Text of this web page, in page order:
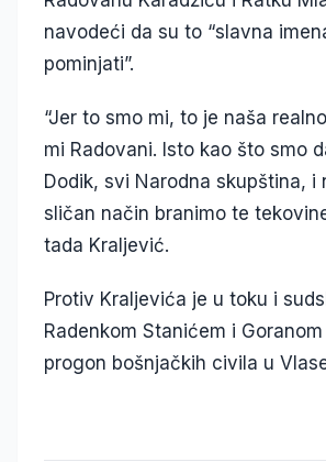
navodeći da su to “slavna
pominjati”.
“Jer to smo mi, to je naša
mi Radovani. Isto kao što smo
Dodik, svi Narodna skupština, i
sličan način branimo te
tada Kraljević.
Protiv Kraljevića je u toku i
Radenkom Stanićem i
progon bošnjačkih civila u